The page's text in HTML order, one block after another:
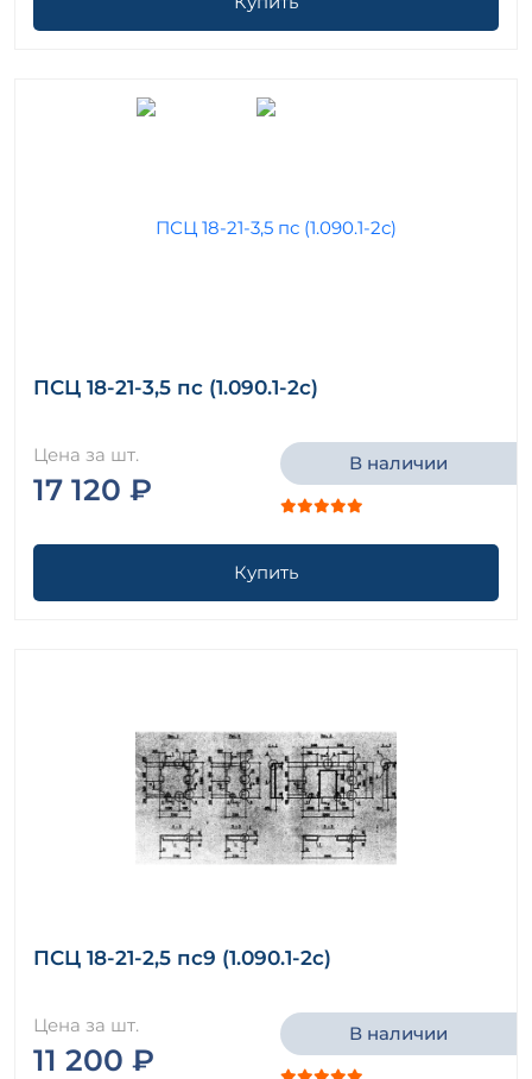
ПСЦ 18-21-3,5 пс (1.090.1-2с)
Цена за шт.
17 120 ₽
В наличии
Купить
ПСЦ 18-21-2,5 пс9 (1.090.1-2с)
Цена за шт.
11 200 ₽
В наличии